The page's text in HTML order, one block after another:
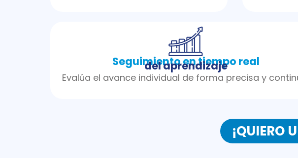
Seguimiento en tiempo real
del aprendizaje
Evalúa el avance individual de forma precisa y
¡QUIERO